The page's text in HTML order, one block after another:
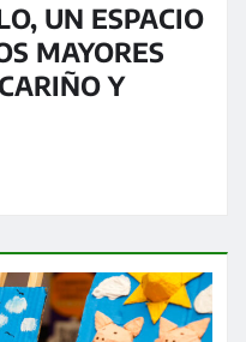
UN ESPACIO
MAYORES
Y